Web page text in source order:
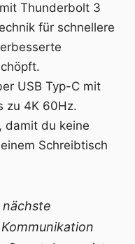
Thunderbolt 3
für schnellere
USB Typ-C mit
zu 4K 60Hz.
damit du keine
Schreibtisch